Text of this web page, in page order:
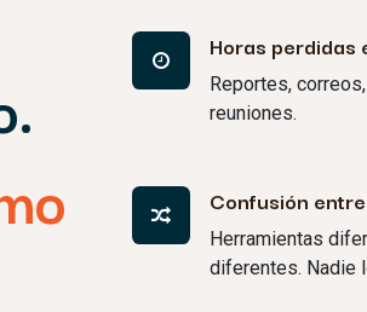
Horas perdidas
Reportes,
reuniones.
Confusión
Herramientas
diferentes. Nadie